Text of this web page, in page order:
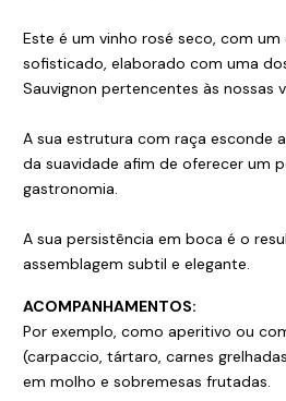
Este é um vinho rosé seco, com
sofisticado, elaborado com uma
Sauvignon pertencentes às nossas
A sua estrutura com raça esconde
da suavidade afim de oferecer um
gastronomia.
A sua persistência em boca é o
assemblagem subtil e elegante.
ACOMPANHAMENTOS:
Por exemplo, como aperitivo ou
(carpaccio, tártaro, carnes
em molho e sobremesas frutadas.